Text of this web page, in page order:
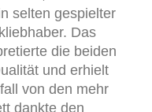
selten gespielter
Das
die beiden
und erhielt
von den mehr
dankte den